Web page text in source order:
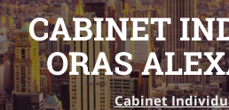
CABINET
ORAS
Cabinet